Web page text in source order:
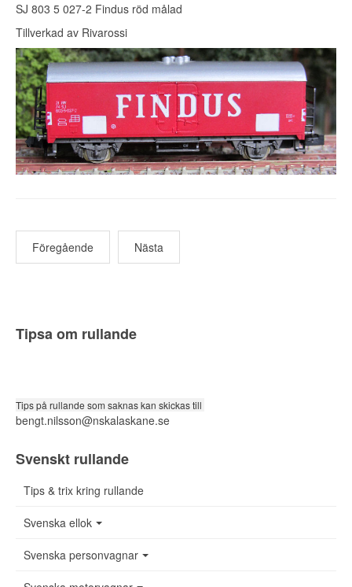
SJ 803 5 027-2 Findus röd målad
Tillverkad av Rivarossi
Föregående Nästa
Tipsa om rullande
Tips på rullande som saknas kan skickas till
bengt.nilsson@nskalaskane.se
Svenskt rullande
Tips & trix kring rullande
Svenska ellok
Svenska personvagnar